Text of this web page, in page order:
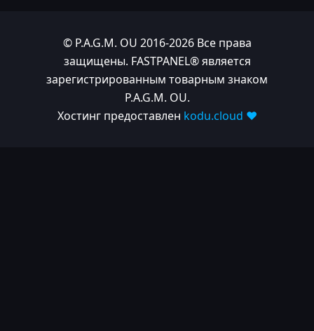
© P.A.G.M. OU 2016-2026 Все права
защищены. FASTPANEL® является
зарегистрированным товарным знаком
P.A.G.M. OU.
Хостинг предоставлен kodu.cloud ❤️